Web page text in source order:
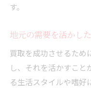
す。
地元の需要を活かし
買取を成功させるため
し、それを活かすこと
る生活スタイルや嗜好